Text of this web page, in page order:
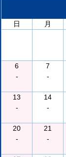
日
月
6
-
7
-
13
-
14
-
20
-
21
-